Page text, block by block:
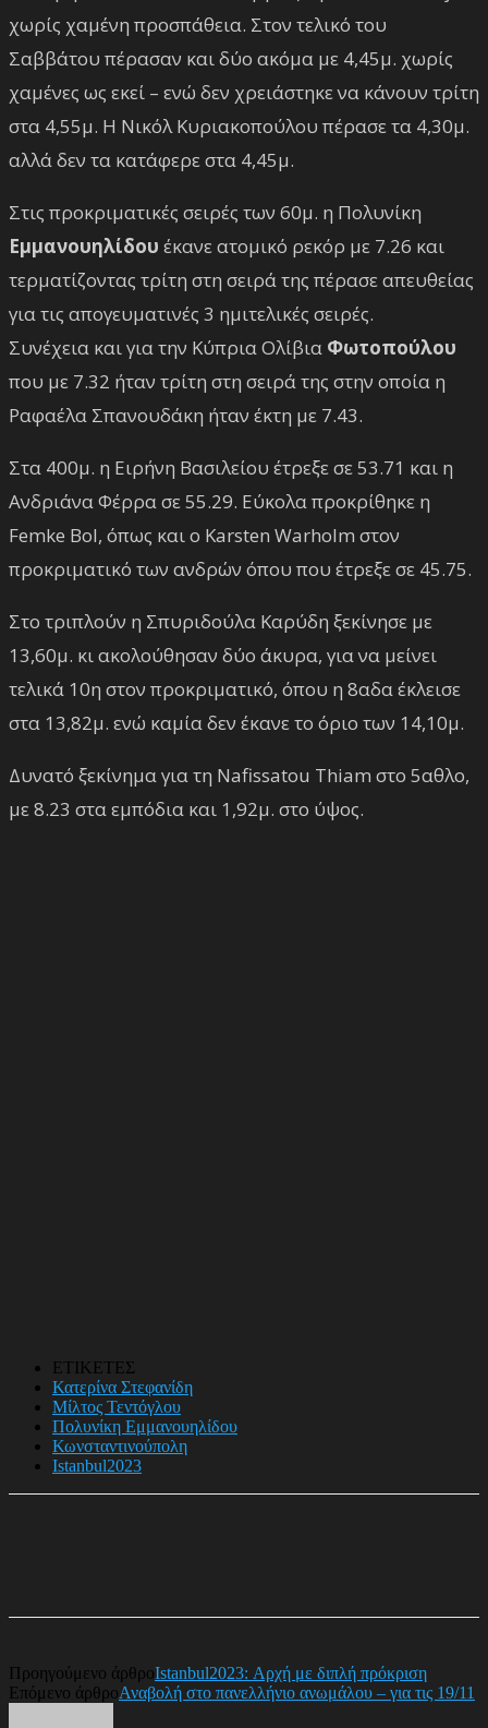
χωρίς χαμένη προσπάθεια. Στον τελικό του
Σαββάτου πέρασαν και δύο ακόμα με 4,45μ. χωρίς
χαμένες ως εκεί – ενώ δεν χρειάστηκε να κάνουν τρίτη
στα 4,55μ. Η Νικόλ Κυριακοπούλου πέρασε τα 4,30μ.
αλλά δεν τα κατάφερε στα 4,45μ.
Στις προκριματικές σειρές των 60μ. η Πολυνίκη
Εμμανουηλίδου έκανε ατομικό ρεκόρ με 7.26 και
τερματίζοντας τρίτη στη σειρά της πέρασε απευθείας
για τις απογευματινές 3 ημιτελικές σειρές.
Συνέχεια και για την Κύπρια Ολίβια Φωτοπούλου
που με 7.32 ήταν τρίτη στη σειρά της στην οποία η
Ραφαέλα Σπανουδάκη ήταν έκτη με 7.43.
Στα 400μ. η Ειρήνη Βασιλείου έτρεξε σε 53.71 και η
Ανδριάνα Φέρρα σε 55.29. Εύκολα προκρίθηκε η
Femke Bol, όπως και ο Karsten Warholm στον
προκριματικό των ανδρών όπου που έτρεξε σε 45.75.
Στο τριπλούν η Σπυριδούλα Καρύδη ξεκίνησε με
13,60μ. κι ακολούθησαν δύο άκυρα, για να μείνει
τελικά 10η στον προκριματικό, όπου η 8αδα έκλεισε
στα 13,82μ. ενώ καμία δεν έκανε το όριο των 14,10μ.
Δυνατό ξεκίνημα για τη Nafissatou Thiam στο 5αθλο,
με 8.23 στα εμπόδια και 1,92μ. στο ύψος.
ΕΤΙΚΕΤΕΣ
Κατερίνα Στεφανίδη
Μίλτος Τεντόγλου
Πολυνίκη Εμμανουηλίδου
Κωνσταντινούπολη
Istanbul2023
Προηγούμενο άρθροIstanbul2023: Αρχή με διπλή πρόκριση
Επόμενο άρθροΑναβολή στο πανελλήνιο ανωμάλου – για τις 19/11